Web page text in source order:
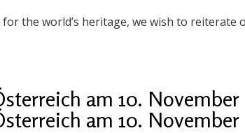
the world’s heritage, we wish to reiterate
am 10. November
am 10. November